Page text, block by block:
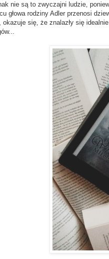
nie są to zwyczajni ludzie,
głowa rodziny Adler przenosi
okazuje się, że znalazły się